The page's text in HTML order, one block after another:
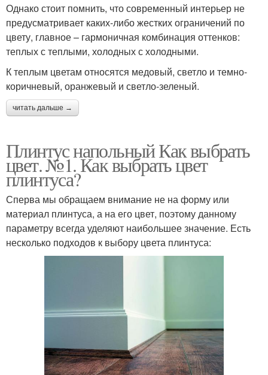
Однако стоит помнить, что современный интерьер не
предусматривает каких-либо жестких ограничений по
цвету, главное – гармоничная комбинация оттенков:
теплых с теплыми, холодных с холодными.
К теплым цветам относятся медовый, светло и темно-
коричневый, оранжевый и светло-зеленый.
читать дальше →
Плинтус напольный Как выбрать
цвет. №1. Как выбрать цвет
плинтуса?
Сперва мы обращаем внимание не на форму или
материал плинтуса, а на его цвет, поэтому данному
параметру всегда уделяют наибольшее значение. Есть
несколько подходов к выбору цвета плинтуса: